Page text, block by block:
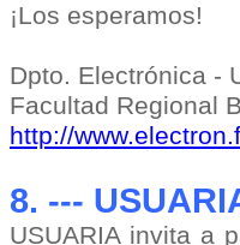
¡Los esperamos!
Dpto. Electrónica -
Facultad Regional
http://
8. ---
USUARIA invita a